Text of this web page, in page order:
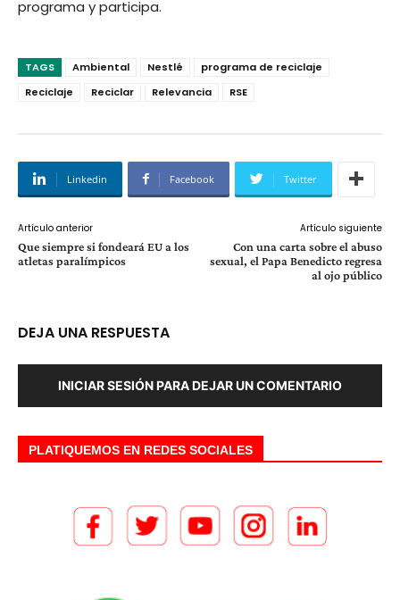
programa y participa.
TAGS Ambiental Nestlé
programa de reciclaje
Reciclaje
Reciclar Relevancia RSE
Linkedin Facebook Twitter
Artículo anterior
Que siempre si fondeará EU a los
atletas paralímpicos
Artículo siguiente
Con una carta sobre el abuso
sexual, el Papa Benedicto regresa
al ojo público
DEJA UNA RESPUESTA
INICIAR SESIÓN PARA DEJAR UN COMENTARIO
PLATIQUEMOS EN REDES SOCIALES